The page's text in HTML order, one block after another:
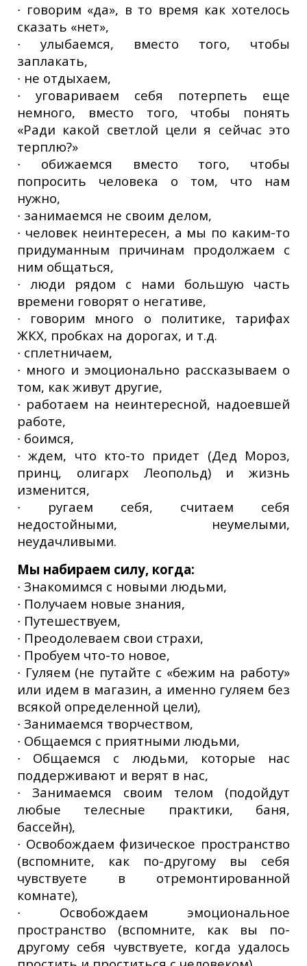
∙ говорим «да», в то время как хотелось
сказать «нет»,
∙ улыбаемся, вместо того, чтобы
заплакать,
∙ не отдыхаем,
∙ уговариваем себя потерпеть еще
немного, вместо того, чтобы понять
«Ради какой светлой цели я сейчас это
терплю?»
∙ обижаемся вместо того, чтобы
попросить человека о том, что нам
нужно,
∙ занимаемся не своим делом,
∙ человек неинтересен, а мы по каким-то
придуманным причинам продолжаем с
ним общаться,
∙ люди рядом с нами большую часть
времени говорят о негативе,
∙ говорим много о политике, тарифах
ЖКХ, пробках на дорогах, и т.д.
∙ сплетничаем,
∙ много и эмоционально рассказываем о
том, как живут другие,
∙ работаем на неинтересной, надоевшей
работе,
∙ боимся,
∙ ждем, что кто-то придет (Дед Мороз,
принц, олигарх Леопольд) и жизнь
изменится,
∙ ругаем себя, считаем себя
недостойными, неумелыми,
неудачливыми.
Мы набираем силу, когда:
∙ Знакомимся с новыми людьми,
∙ Получаем новые знания,
∙ Путешествуем,
∙ Преодолеваем свои страхи,
∙ Пробуем что-то новое,
∙ Гуляем (не путайте с «бежим на работу»
или идем в магазин, а именно гуляем без
всякой определенной цели),
∙ Занимаемся творчеством,
∙ Общаемся с приятными людьми,
∙ Общаемся с людьми, которые нас
поддерживают и верят в нас,
∙ Занимаемся своим телом (подойдут
любые телесные практики, баня,
бассейн),
∙ Освобождаем физическое пространство
(вспомните, как по-другому вы себя
чувствуете в отремонтированной
комнате),
∙ Освобождаем эмоциональное
пространство (вспомните, как вы по-
другому себя чувствуете, когда удалось